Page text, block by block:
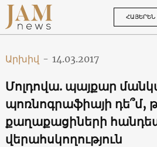
ՀԱՅԵՐԵՆ
Արխիվ - 14.03.2017
Մոլդովա. պայքար
պոռնոգրաֆիայի դե՞մ,
քաղաքացիների
վերահսկողություն